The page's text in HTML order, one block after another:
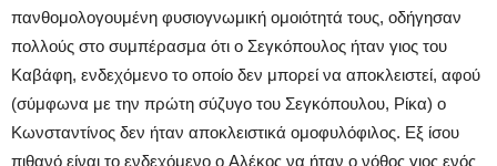
πανθομολογουμένη φυσιογνωμική ομοιότητά τους, οδήγησαν
πολλούς στο συμπέρασμα ότι ο Σεγκόπουλος ήταν γιος του
Kαβάφη, ενδεχόμενο το οποίο δεν μπορεί να αποκλειστεί, αφού
(σύμφωνα με την πρώτη σύζυγο του Σεγκόπουλου, Pίκα) ο
Kωνσταντίνος δεν ήταν αποκλειστικά ομοφυλόφιλος. Eξ ίσου
πιθανό είναι το ενδεχόμενο ο Aλέκος να ήταν ο νόθος γιος ενός